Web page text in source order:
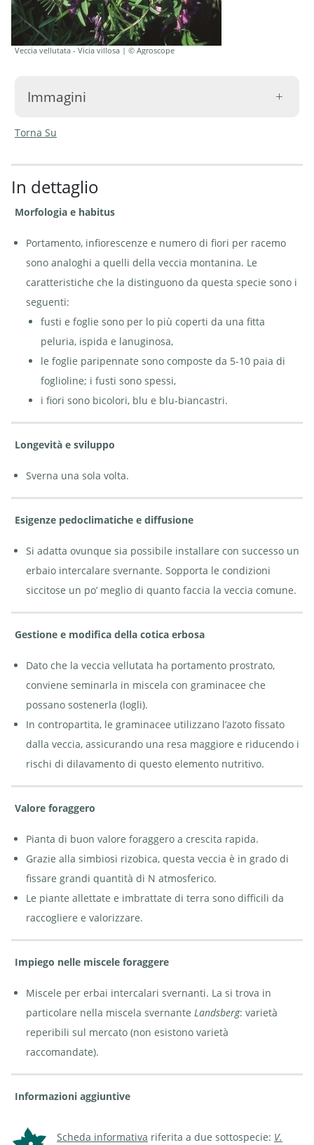
Veccia vellutata - Vicia villosa | © Agroscope
Immagini
vellutata -
Vicia
villosa | © e-pics A. Krebs
Krebs
Torna Su
In dettaglio
Morfologia e habitus
Portamento, infiorescenze e numero di fiori per racemo
sono analoghi a quelli della veccia montanina. Le
caratteristiche che la distinguono da questa specie sono i
seguenti:
fusti e foglie sono per lo più coperti da una fitta
peluria, ispida e lanuginosa,
le foglie paripennate sono composte da 5-10 paia di
foglioline; i fusti sono spessi,
i fiori sono bicolori, blu e blu-biancastri.
Longevità e sviluppo
Sverna una sola volta.
Esigenze pedoclimatiche e diffusione
Si adatta ovunque sia possibile installare con successo un
erbaio intercalare svernante. Sopporta le condizioni
siccitose un po’ meglio di quanto faccia la veccia comune.
Gestione e modifica della cotica erbosa
Dato che la veccia vellutata ha portamento prostrato,
conviene seminarla in miscela con graminacee che
possano sostenerla (logli).
In contropartita, le graminacee utilizzano l’azoto fissato
dalla veccia, assicurando una resa maggiore e riducendo i
rischi di dilavamento di questo elemento nutritivo.
Valore foraggero
Pianta di buon valore foraggero a crescita rapida.
Grazie alla simbiosi rizobica, questa veccia è in grado di
fissare grandi quantità di N atmosferico.
Le piante allettate e imbrattate di terra sono difficili da
raccogliere e valorizzare.
Impiego nelle miscele foraggere
Miscele per erbai intercalari svernanti. La si trova in
particolare nella miscela svernante Landsberg: varietà
reperibili sul mercato (non esistono varietà
raccomandate).
Informazioni aggiuntive
Scheda informativa riferita a due sottospecie: V.